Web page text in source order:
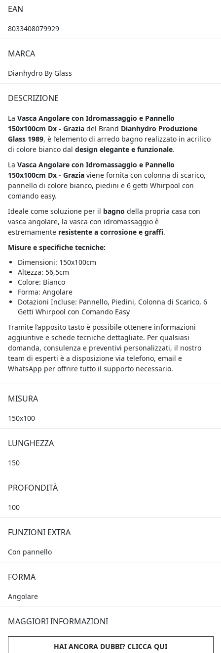
EAN
8033408079929
MARCA
Dianhydro By Glass
DESCRIZIONE
La Vasca Angolare con Idromassaggio e Pannello
150x100cm Dx - Graziadel Brand Dianhydro Produzione
Glass 1989, è l’elemento di arredo bagno realizzato in acrilico
di colore bianco dal design elegante e funzionale.
La Vasca Angolare con Idromassaggio e Pannello
150x100cm Dx - Grazia viene fornita con colonna di scarico,
pannello di colore bianco, piedini e 6 getti Whirpool con
comando easy.
Ideale come soluzione per il bagno della propria casa con
vasca angolare, la vasca con idromassaggio è
estremamente resistente a corrosione e graffi.
Misure e specifiche tecniche:
Dimensioni: 150x100cm
Altezza: 56,5cm
Colore: Bianco
Forma: Angolare
Dotazioni Incluse: Pannello, Piedini, Colonna di Scarico, 6
Getti Whirpool con Comando Easy
Tramite l’apposito tasto è possibile ottenere informazioni
aggiuntive e schede tecniche dettagliate. Per qualsiasi
domanda, consulenza e preventivi personalizzati, il nostro
team di esperti è a disposizione via telefono, email e
WhatsApp per offrire tutto il supporto necessario.
MISURA
150x100
LUNGHEZZA
150
PROFONDITÀ
100
FUNZIONI EXTRA
Con pannello
FORMA
Angolare
MAGGIORI INFORMAZIONI
HAI ANCORA DUBBI? CLICCA QUI